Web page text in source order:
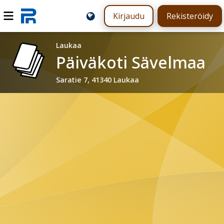
Kirjaudu Rekisteröidy
Laukaa
Päiväkoti Sävelmaa
Saratie 7, 41340 Laukaa